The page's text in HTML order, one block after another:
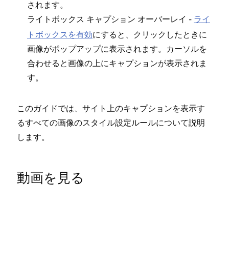
されます⁠。
ライトボ⁠ックス キ⁠ャプシ⁠ョン オ⁠ーバ⁠ーレイ - ライ
トボ⁠ックスを有効にすると⁠、クリ⁠ックしたときに
画像がポ⁠ップア⁠ップに表示されます⁠。カ⁠ーソルを
合わせると画像の上にキ⁠ャプシ⁠ョンが表示されま
す⁠。
このガイドでは⁠、サイト上のキ⁠ャプシ⁠ョンを表示す
るすべての画像のスタイル設定ル⁠ールについて説明
します⁠。
動画を見る